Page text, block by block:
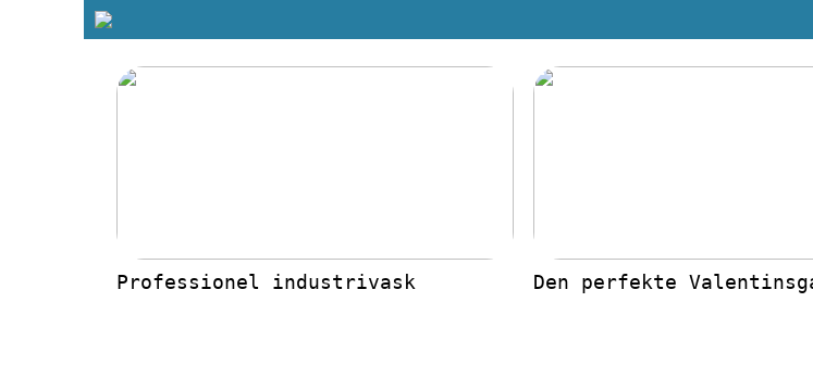
Professionel industrivask Den perfekte